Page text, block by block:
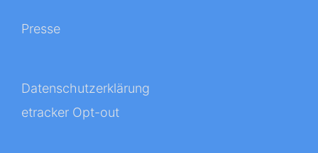
Presse
Datenschutzerklärung
etracker Opt-out